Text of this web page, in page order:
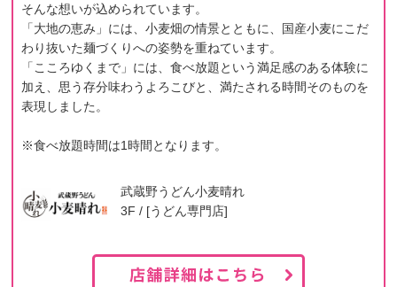
そんな想いが込められています。
「大地の恵み」には、小麦畑の情景とともに、国産小麦にこだ
わり抜いた麺づくりへの姿勢を重ねています。
「こころゆくまで」には、食べ放題という満足感のある体験に
加え、思う存分味わうよろこびと、満たされる時間そのものを
表現しました。
※食べ放題時間は1時間となります。
武蔵野うどん小麦晴れ
3F / [うどん専門店]